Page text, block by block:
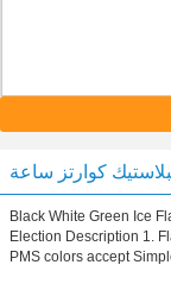
كوارتز ساعة
Black White Green Ice
Election Description 1.
PMS colors accept